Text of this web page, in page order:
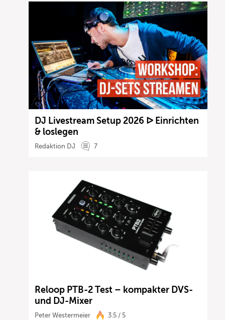
DJ Livestream Setup 2026 ᐅ Einrichten
& loslegen
Redaktion DJ 7
Reloop PTB-2 Test – kompakter DVS-
und DJ-Mixer
Peter Westermeier 3.5 / 5